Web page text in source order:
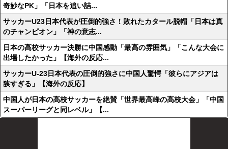
奇妙なPK」「日本を追い詰...
サッカーU23日本代表が圧倒的強さ！敗れたカタール脱帽「日本は真
のチャンピオン」「神の意志...
日本の高校サッカー決勝に中国感動「最高の雰囲気」「こんな大会に
出場したかった」【海外の反応...
サッカーU-23日本代表の圧倒的強さに中国人驚愕「彼らにアジアは
狭すぎる」【海外の反応】
中国人が日本の高校サッカーを絶賛「世界最高峰の高校大会」「中国
スーパーリーグと同レベル」【...